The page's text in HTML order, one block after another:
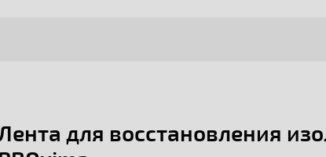
для восстановления